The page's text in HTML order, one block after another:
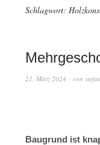
Schlagwort:
21. März 2024 von stefan
Baugrund ist